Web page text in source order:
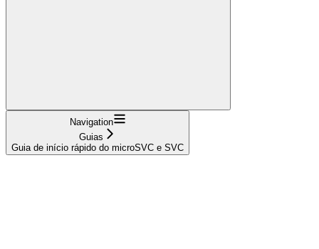
Navigation
Guias
Guia de início rápido do microSVC e SVC